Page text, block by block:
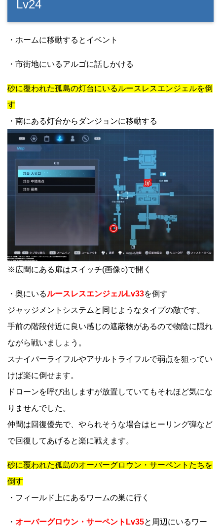
Lv24
・ホームに移動するとイベント
・市街地にいるアルゴに話しかける
砂に覆われた孤島の灯台にいるルースレスエンジェルを倒
す
・南にある灯台からダンジョンに移動する
※広間にある扉はスイッチ(画像○)で開く
・奥にいるルースレスエンジェルLv33を倒す
ジャッジメントシステムと同じようなタイプの敵です。
手前の階段付近に良い感じの遮蔽物があるので物陰に隠れ
ながら戦いましょう。
スナイパーライフルやアサルトライフルで弱点を狙ってい
けば楽に倒せます。
ドローンを呼び出しますが放置していてもそれほど気にな
りませんでした。
仲間は回復優先で、やられそうな場合はヒーリング弾など
で回復してあげると楽に戦えます。
砂に覆われた孤島のオーバーグロウン・サーペントたちを
倒す
・フィールド上にあるワームの巣に行く
・ オーバーグロウン・サーペントLv35と周辺にいるワー